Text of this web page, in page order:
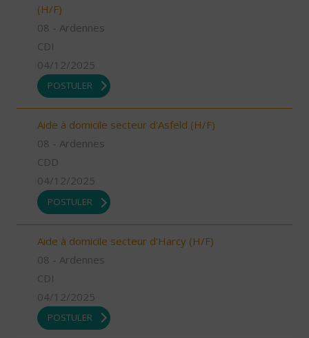
(H/F)
08 - Ardennes
CDI
04/12/2025
POSTULER
Aide à domicile secteur d'Asfeld (H/F)
08 - Ardennes
CDD
04/12/2025
POSTULER
Aide à domicile secteur d'Harcy (H/F)
08 - Ardennes
CDI
04/12/2025
POSTULER